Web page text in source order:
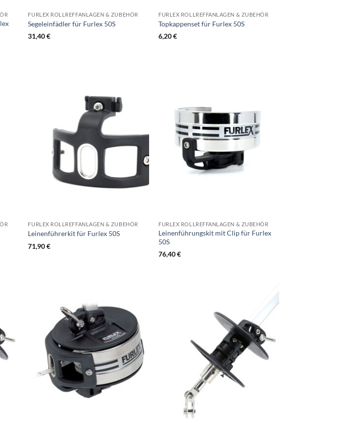
FURLEX ROLLREFFANLAGEN & ZUBEHÖR
Segeleinfädler für Furlex 50S
31,40€
FURLEX ROLLREFFANLAGEN & ZUBEHÖR
Topkappenset für Furlex 50S
6,20€
FURLEX ROLLREFFANLAGEN & ZUBEHÖR
Leinenführerkit für Furlex 50S
71,90€
FURLEX ROLLREFFANLAGEN & ZUBEHÖR
Leinenführungskit mit Clip für Furlex
50S
76,40€